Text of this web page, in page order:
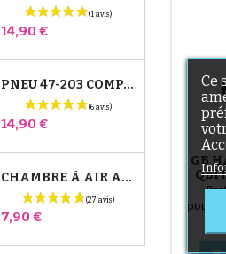
Prix
14,90 €
PNEU 47-203 COMPATIBLE POUSSETTE BUGABOO DONKEY - POUR ROUE ARRIÈRE
Prix
14,90 €
CHAMBRE À AIR ARRIÈRE POUSSETTE WHIZZ RED CASTLE
Prix
7,90 €
GB
Ce